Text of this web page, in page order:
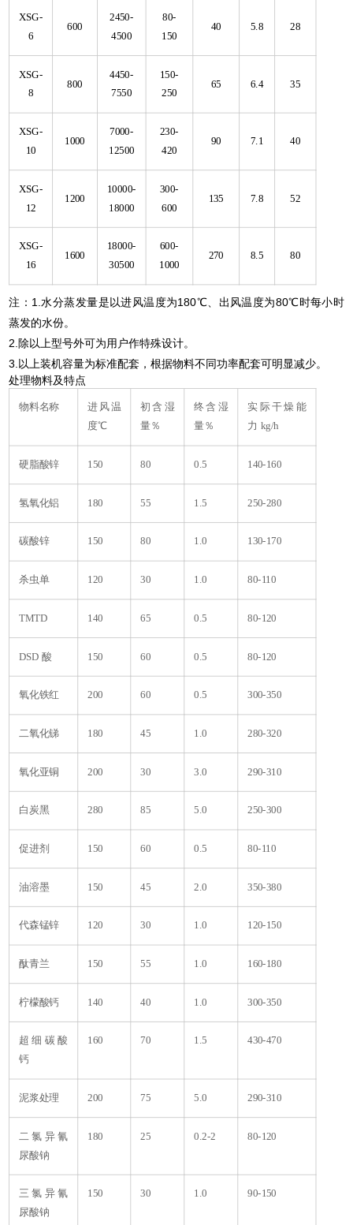
XSG-
6
600
2450-
4500
80-
150
40 5.8 28
XSG-
8
800
4450-
7550
150-
250
65 6.4 35
XSG-
10
1000
7000-
12500
230-
420
90 7.1 40
XSG-
12
1200
10000-
18000
300-
600
135 7.8 52
XSG-
16
1600
18000-
30500
600-
1000
270 8.5 80
注：1.水分蒸发量是以进风温度为180℃、出风温度为80℃时每小时
蒸发的水份。
2.除以上型号外可为用户作特殊设计。
3.以上装机容量为标准配套，根据物料不同功率配套可明显减少。
处理物料及特点
物料名称
进风温
度℃
初含湿
量％
终含湿
量％
实际干燥能
力 kg/h
硬脂酸锌 150 80 0.5 140-160
氢氧化铝 180 55 1.5 250-280
碳酸锌 150 80 1.0 130-170
杀虫单 120 30 1.0 80-110
TMTD 140 65 0.5 80-120
DSD 酸 150 60 0.5 80-120
氧化铁红 200 60 0.5 300-350
二氧化锑 180 45 1.0 280-320
氧化亚铜 200 30 3.0 290-310
白炭黑 280 85 5.0 250-300
促进剂 150 60 0.5 80-110
油溶墨 150 45 2.0 350-380
代森锰锌 120 30 1.0 120-150
酞青兰 150 55 1.0 160-180
柠檬酸钙 140 40 1.0 300-350
超细碳酸
钙
160 70 1.5 430-470
泥浆处理 200 75 5.0 290-310
二氯异氰
尿酸钠
180 25 0.2-2 80-120
三氯异氰
尿酸钠
150 30 1.0 90-150